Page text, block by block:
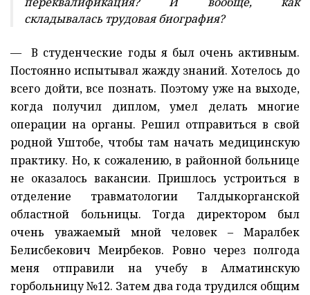
складывалась трудовая биография?
— В студенческие годы я был очень активным.
Постоянно испытывал жажду знаний. Хотелось до
всего дойти, все познать. Поэтому уже на выходе,
когда получил диплом, умел делать многие
операции на органы. Решил отправиться в свой
родной Уштобе, чтобы там начать медицинскую
практику. Но, к сожалению, в районной больнице
не оказалось вакансии. Пришлось устроиться в
отделение травматологии Талдыкорганской
областной больницы. Тогда директором был
очень уважаемый мной человек – Маралбек
Белисбекович Меирбеков. Ровно через полгода
меня отправили на учебу в Алматинскую
горбольницу №12. Затем два года трудился общим